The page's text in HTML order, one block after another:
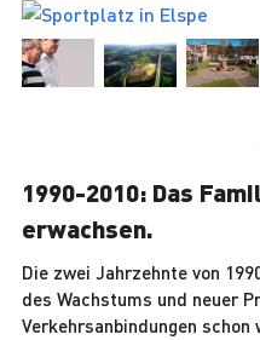
1990-2010: Das
erwachsen.
Die zwei Jahrzehnte von
des Wachstums und neuer
Verkehrsanbindungen